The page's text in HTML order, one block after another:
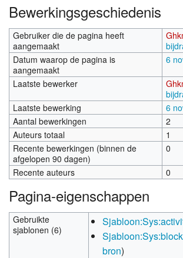
Bewerkingsgeschiedenis
Gebruiker die de pagina heeft
aangemaakt
Datum waarop de pagina is
aangemaakt
6
Laatste bewerker
Laatste bewerking
6
Aantal bewerkingen
2
Auteurs totaal
1
Recente bewerkingen (binnen de
afgelopen 90 dagen)
0
Recente auteurs 0
Pagina-eigenschappen
Gebruikte
sjablonen (6)
bron)